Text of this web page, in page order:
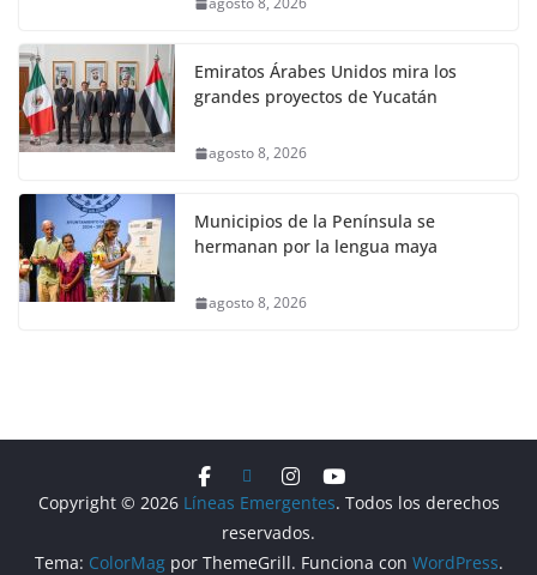
Emiratos Árabes Unidos mira los
grandes proyectos de Yucatán
agosto 8, 2026
Municipios de la Península se
hermanan por la lengua maya
agosto 8, 2026
Copyright © 2026 Líneas Emergentes. Todos los derechos
reservados.
Tema: ColorMagpor ThemeGrill. Funciona con WordPress.